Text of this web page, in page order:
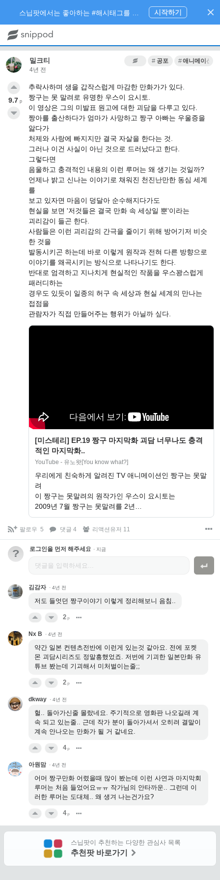
밀크티
4년 전
공포 애니메이션
추락사하며 생을 갑작스럽게 마감한 만화가가 있다.
짱구는 못 말려로 유명한 우스이 요시토.
이 영상은 그의 미발표 원고에 대한 괴담을 다루고 있다.
짱아를 출산하다가 엄마가 사망하고 짱구 아빠는 우울증을
앓다가
처제와 사랑에 빠지지만 결국 자살을 한다는 것.
그러나 이건 사실이 아닌 것으로 드러났다고 한다.
그렇다면
음울하고 충격적인 내용의 이런 루머는 왜 생기는 것일까?
언제나 밝고 신나는 이야기로 채워진 천진난만한 동심 세계
를
보고 있자면 마음이 덩달아 순수해지다가도
현실을 보면 '저것들은 결국 만화 속 세상일 뿐'이라는
괴리감이 들곤 한다.
사람들은 이런 괴리감의 간극을 줄이기 위해 방어기저 비슷
한 것을
발동시키곤 하는데 바로 이렇게 원작과 전혀 다른 방향으로
이야기를 왜곡시키는 방식으로 나타나기도 한다.
반대로 엄격하고 지나치게 현실적인 작품을 우스꽝스럽게
패러디하는
경우도 있듯이 일종의 허구 속 세상과 현실 세계의 만나는
접점을
관람자가 직접 만들어주는 행위가 아닐까 싶다.
[미스테리] EP.19 짱구 마지막화 괴담 너무나도 충격
적인 마지막화..
YouTube - 유노왓[You know what?]
우리에게 친숙하게 알려진 TV 애니메이션인 짱구는 못말
려
이 짱구는 못말려의 원작가인 우스이 요시토는
2009년 7월 짱구는 못말려를 2년…
9.7 p
팔로우 5 댓글 4 리액션유저 11
? 로그인을 먼저 해주세요. · 지금
김감자 ·4년 전
저도 들엇던 짱구이야기 이렇게 정리해보니 음침..
2 p
Nx B ·4년 전
약간 일본 컨텐츠전반에 이런게 있는것 같아요. 전에 포켓
몬 괴담시리즈도 정말흥했었죠. 저번에 기괴한 일본만화 유
튜브 봤는데 기괴해서 미처벌이는줄;;
2 p
dkway ·4년 전
헐.. 돌아가신줄 몰랐네요. 주기적으로 영화판 나오길래 계
속 되고 있는줄.. 근데 작가 분이 돌아가셔서 오히려 결말이
계속 안나오는 만화가 될 거 같네요.
4 p
아원맘 ·4년 전
어머 짱구만화 어렸을때 많이 봤는데 이런 사연과 마지막회
루머는 처음 들었어요ㅠㅠ 작가님의 안타까운.. 그런데 이
러한 루머는 도대체.. 왜 생겨 나는건가요?
4 p
스닙팟이 추천하는 다양한 관심사 목록
추천팟 바로가기
스닙팟에서는 좋아하는 #해시태그를 팔로우 하고 내가 관심있는 주제만 모아볼 수 있어요. 시작하기